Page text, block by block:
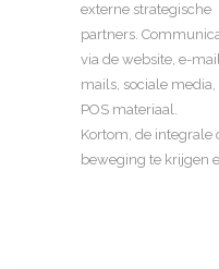
externe strategische
partners.
via de website, e-
mails, sociale
POS materiaal.
Kortom, de integrale
beweging te krijgen